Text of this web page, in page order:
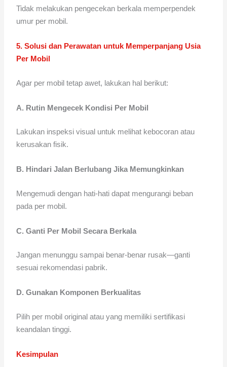
Tidak melakukan pengecekan berkala memperpendek
umur per mobil.
5. Solusi dan Perawatan untuk Memperpanjang Usia
Per Mobil
Agar per mobil tetap awet, lakukan hal berikut:
A. Rutin Mengecek Kondisi Per Mobil
Lakukan inspeksi visual untuk melihat kebocoran atau
kerusakan fisik.
B. Hindari Jalan Berlubang Jika Memungkinkan
Mengemudi dengan hati-hati dapat mengurangi beban
pada per mobil.
C. Ganti Per Mobil Secara Berkala
Jangan menunggu sampai benar-benar rusak—ganti
sesuai rekomendasi pabrik.
D. Gunakan Komponen Berkualitas
Pilih per mobil original atau yang memiliki sertifikasi
keandalan tinggi.
Kesimpulan